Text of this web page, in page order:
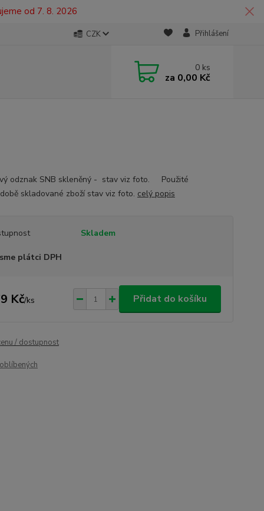
od 7. 8. 2026
CZK Přihlášení
0 ks
za 0,00 Kč
odznak SNB skleněný - stav viz foto. Použité
skladované zboží stav viz foto. celý popis
Skladem
plátci DPH
Kč/ks Přidat do košíku
/ dostupnost